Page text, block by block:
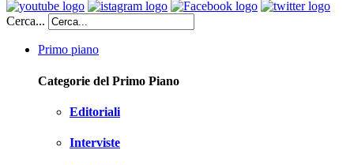
Cerca...
Primo piano
Categorie del Primo Piano
Editoriali
Interviste